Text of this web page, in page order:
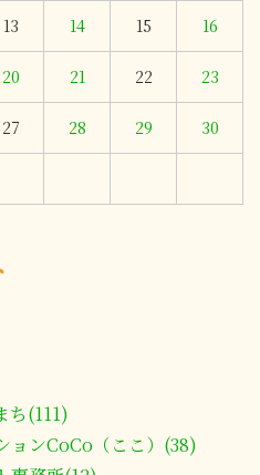
13 14 15 16
20 21 22 23
27 28 29 30
ち(111)
ョンCoCo（ここ）(38)